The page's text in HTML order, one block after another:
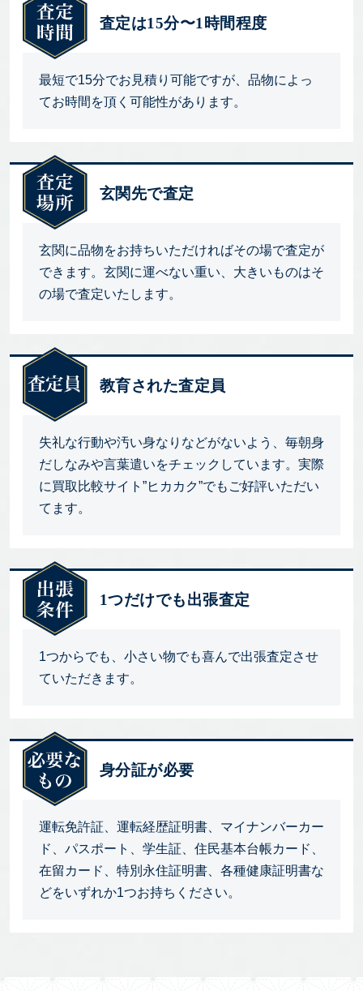
査定は15分〜1時間程度
最短で15分でお見積り可能ですが、品物によっ
てお時間を頂く可能性があります。
玄関先で査定
玄関に品物をお持ちいただければその場で査定が
できます。玄関に運べない重い、大きいものはそ
の場で査定いたします。
教育された査定員
失礼な行動や汚い身なりなどがないよう、毎朝身
だしなみや言葉遣いをチェックしています。実際
に買取比較サイト”ヒカカク”でもご好評いただい
てます。
1つだけでも出張査定
1つからでも、小さい物でも喜んで出張査定させ
ていただきます。
身分証が必要
運転免許証、運転経歴証明書、マイナンバーカー
ド、パスポート、学生証、住民基本台帳カード、
在留カード、特別永住証明書、各種健康証明書な
どをいずれか1つお持ちください。